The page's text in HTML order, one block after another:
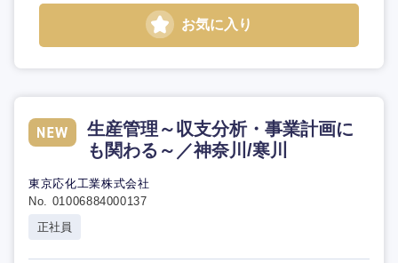
お気に入り
生産管理～収支分析・事業計画に
も関わる～／神奈川/寒川
東京応化工業株式会社
No. 01006884000137
正社員